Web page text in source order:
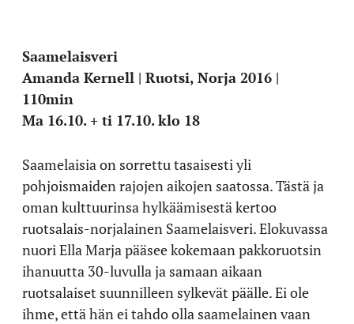
Saamelaisveri
Amanda Kernell | Ruotsi, Norja 2016 |
110min
Ma 16.10. + ti 17.10. klo 18
Saamelaisia on sorrettu tasaisesti yli
pohjoismaiden rajojen aikojen saatossa. Tästä ja
oman kulttuurinsa hylkäämisestä kertoo
ruotsalais-norjalainen Saamelaisveri. Elokuvassa
nuori Ella Marja pääsee kokemaan pakkoruotsin
ihanuutta 30-luvulla ja samaan aikaan
ruotsalaiset suunnilleen sylkevät päälle. Ei ole
ihme, että hän ei tahdo olla saamelainen vaan